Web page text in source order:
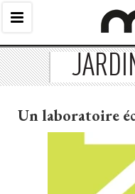
Un laboratoire